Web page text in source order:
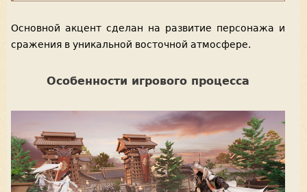
Основной акцент сделан на развитие персонажа и
сражения в уникальной восточной атмосфере.
Особенности игрового процесса